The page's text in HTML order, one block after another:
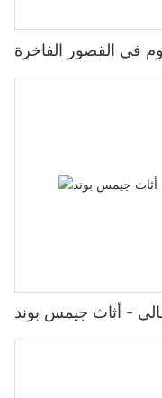
في القصور الفاخرة
- أثاث جيمس بوند